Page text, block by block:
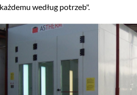
według potrzeb".